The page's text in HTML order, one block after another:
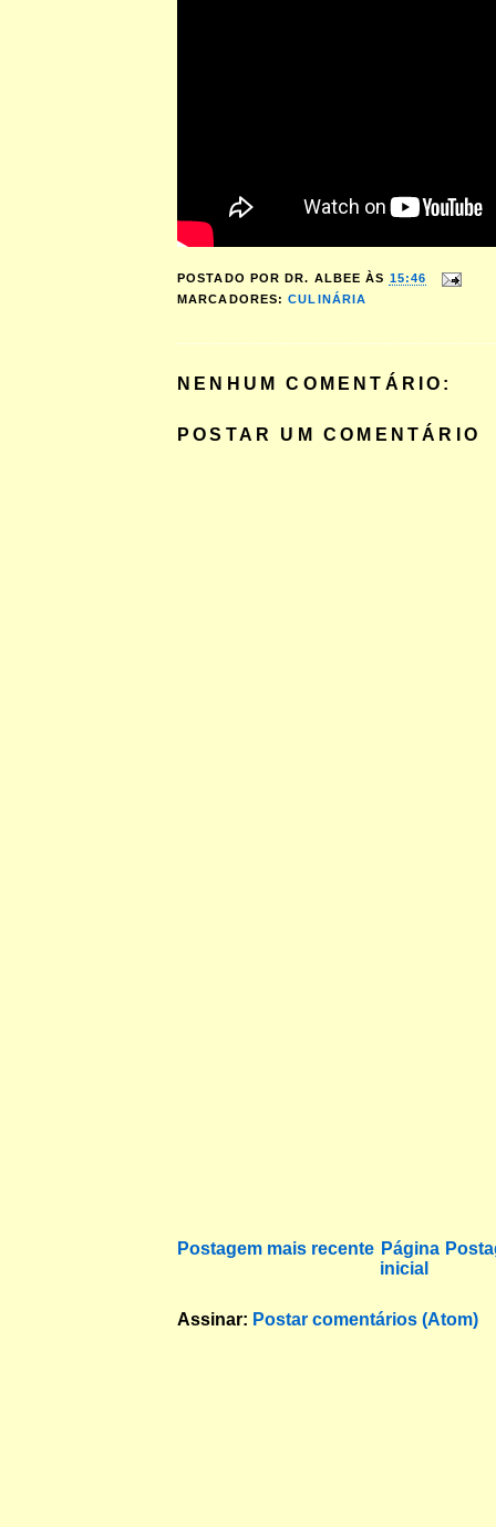
POSTADO POR DR. ALBEE ÀS 15:46
MARCADORES:CULINÁRIA
NENHUM COMENTÁRIO:
POSTAR UM COMENTÁRIO
Postagem mais recente Página
inicial
Assinar: Postar comentários (Atom)